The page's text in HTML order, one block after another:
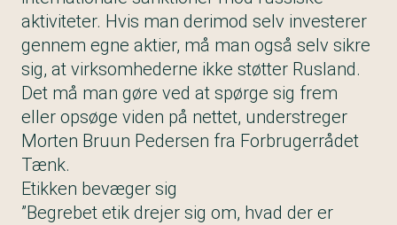
aktiviteter. Hvis man derimod selv investerer
gennem egne aktier, må man også selv sikre
sig, at virksomhederne ikke støtter Rusland.
Det må man gøre ved at spørge sig frem
eller opsøge viden på nettet, understreger
Morten Bruun Pedersen fra Forbrugerrådet
Tænk.
Etikken bevæger sig
”Begrebet etik drejer sig om, hvad der er